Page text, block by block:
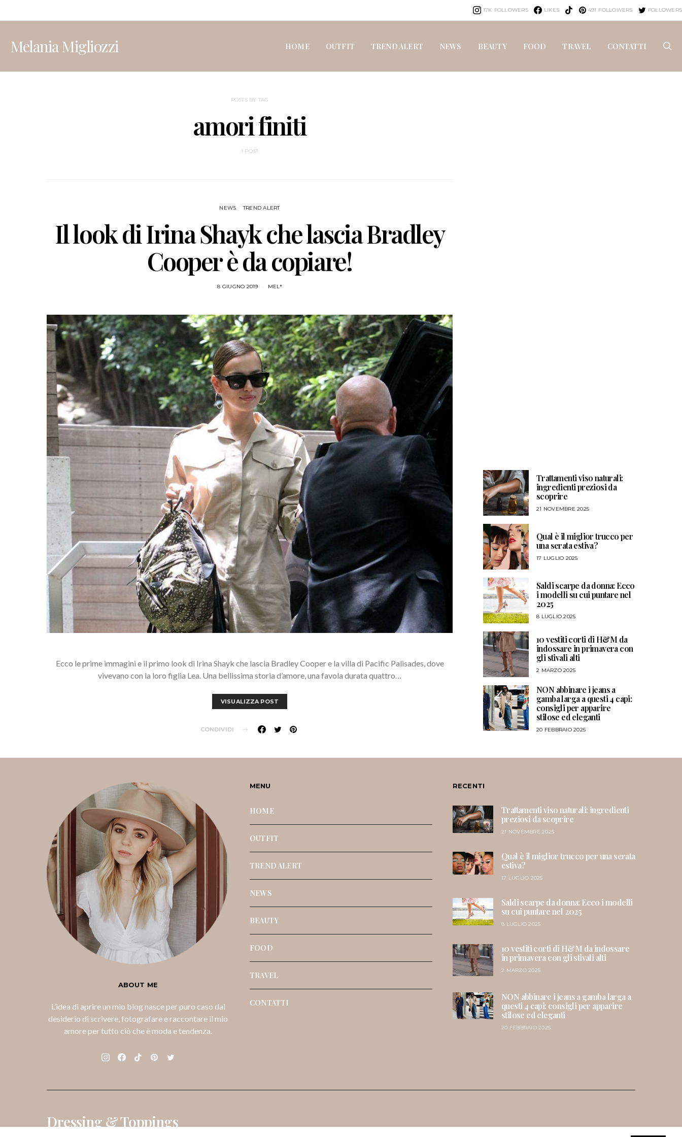
17K FOLLOWERS LIKES 491 FOLLOWERS FOLLOWERS
Melania Migliozzi HOME OUTFIT TREND ALERT NEWS BEAUTY FOOD TRAVEL CONTATTI
POSTS BY TAG
amori finiti
1 POST
NEWS TREND ALERT
Il look di Irina Shayk che lascia Bradley
Cooper è da copiare!
8 GIUGNO 2019 MEL*
Ecco le prime immagini e il primo look di Irina Shayk che lascia Bradley Cooper e la villa di Pacific Palisades, dove
vivevano con la loro figlia Lea. Una bellissima storia d’amore, una favola durata quattro…
VISUALIZZA POST
CONDIVIDI
Trattamenti viso naturali:
ingredienti preziosi da
scoprire
21 NOVEMBRE 2025
Qual è il miglior trucco per
una serata estiva?
17 LUGLIO 2025
Saldi scarpe da donna: Ecco
i modelli su cui puntare nel
2025
8 LUGLIO 2025
10 vestiti corti di H&M da
indossare in primavera con
gli stivali alti
2 MARZO 2025
NON abbinare i jeans a
gamba larga a questi 4 capi:
consigli per apparire
stilose ed eleganti
20 FEBBRAIO 2025
ABOUT ME
L’idea di aprire un mio blog nasce per puro caso dal
desiderio di scrivere, fotografare e raccontare il mio
amore per tutto ciò che è moda e tendenza.
MENU
HOME
OUTFIT
TREND ALERT
NEWS
BEAUTY
FOOD
TRAVEL
CONTATTI
RECENTI
Trattamenti viso naturali: ingredienti
preziosi da scoprire
21 NOVEMBRE 2025
Qual è il miglior trucco per una serata
estiva?
17 LUGLIO 2025
Saldi scarpe da donna: Ecco i modelli
su cui puntare nel 2025
8 LUGLIO 2025
10 vestiti corti di H&M da indossare
in primavera con gli stivali alti
2 MARZO 2025
NON abbinare i jeans a gamba larga a
questi 4 capi: consigli per apparire
stilose ed eleganti
20 FEBBRAIO 2025
Dressing & Toppings